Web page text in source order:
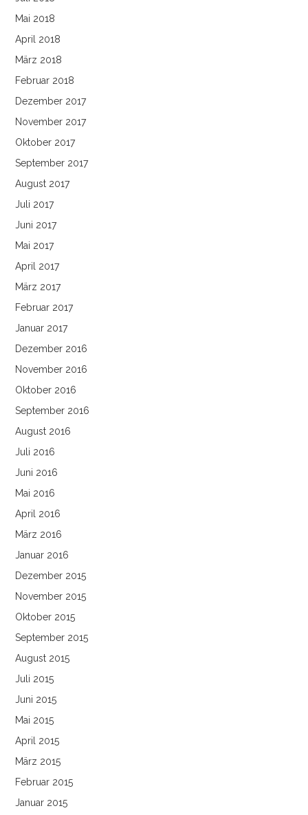
Mai 2018
April 2018
März 2018
Februar 2018
Dezember 2017
November 2017
Oktober 2017
September 2017
August 2017
Juli 2017
Juni 2017
Mai 2017
April 2017
März 2017
Februar 2017
Januar 2017
Dezember 2016
November 2016
Oktober 2016
September 2016
August 2016
Juli 2016
Juni 2016
Mai 2016
April 2016
März 2016
Januar 2016
Dezember 2015
November 2015
Oktober 2015
September 2015
August 2015
Juli 2015
Juni 2015
Mai 2015
April 2015
März 2015
Februar 2015
Januar 2015